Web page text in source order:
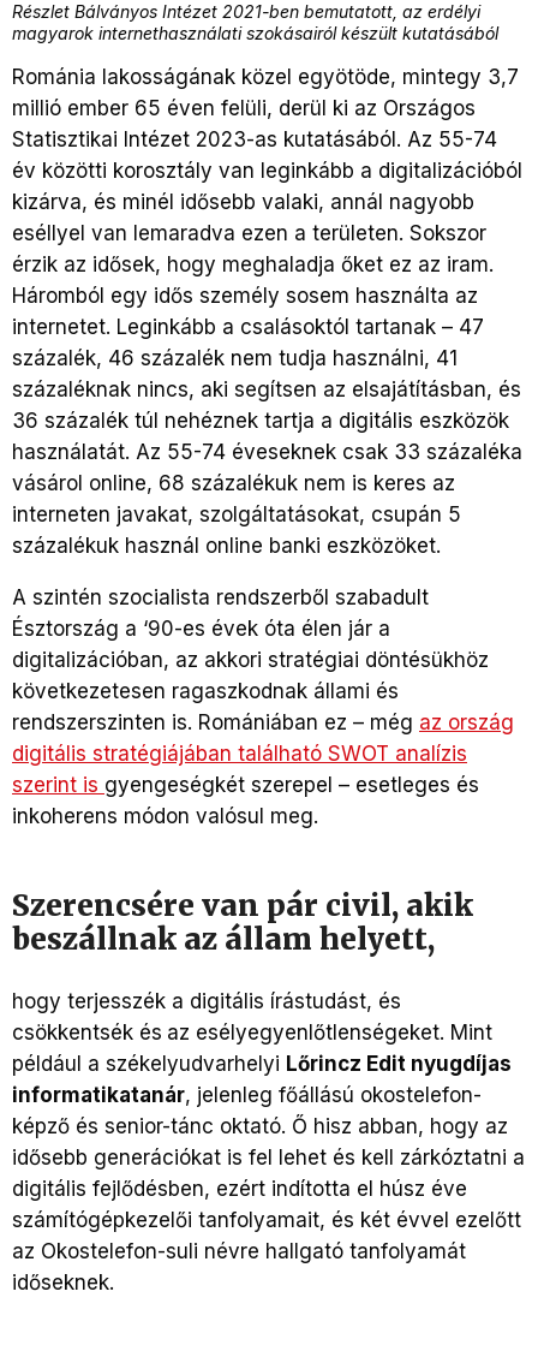
Részlet Bálványos Intézet 2021-ben bemutatott, az erdélyi
magyarok internethasználati szokásairól készült kutatásából
Románia lakosságának közel egyötöde, mintegy 3,7
millió ember 65 éven felüli, derül ki az Országos
Statisztikai Intézet 2023-as kutatásából. Az 55-74
év közötti korosztály van leginkább a digitalizációból
kizárva, és minél idősebb valaki, annál nagyobb
eséllyel van lemaradva ezen a területen. Sokszor
érzik az idősek, hogy meghaladja őket ez az iram.
Háromból egy idős személy sosem használta az
internetet. Leginkább a csalásoktól tartanak – 47
százalék, 46 százalék nem tudja használni, 41
százaléknak nincs, aki segítsen az elsajátításban, és
36 százalék túl nehéznek tartja a digitális eszközök
használatát. Az 55-74 éveseknek csak 33 százaléka
vásárol online, 68 százalékuk nem is keres az
interneten javakat, szolgáltatásokat, csupán 5
százalékuk használ online banki eszközöket.
A szintén szocialista rendszerből szabadult
Észtország a ‘90-es évek óta élen jár a
digitalizációban, az akkori stratégiai döntésükhöz
következetesen ragaszkodnak állami és
rendszerszinten is. Romániában ez – még az ország
digitális stratégiájában található SWOT analízis
szerint is gyengeségkét szerepel – esetleges és
inkoherens módon valósul meg.
Szerencsére van pár civil, akik
beszállnak az állam helyett,
hogy terjesszék a digitális írástudást, és
csökkentsék és az esélyegyenlőtlenségeket. Mint
például a székelyudvarhelyi Lőrincz Edit nyugdíjas
informatikatanár, jelenleg főállású okostelefon-
képző és senior-tánc oktató. Ő hisz abban, hogy az
idősebb generációkat is fel lehet és kell zárkóztatni a
digitális fejlődésben, ezért indította el húsz éve
számítógépkezelői tanfolyamait, és két évvel ezelőtt
az Okostelefon-suli névre hallgató tanfolyamát
időseknek.